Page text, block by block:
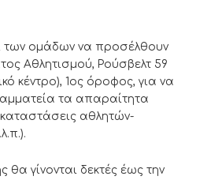
των ομάδων να προσέλθουν
Αθλητισμού, Ρούσβελτ 59
κέντρο), 1ος όροφος, για να
τα απαραίτητα
καταστάσεις αθλητών-
θα γίνονται δεκτές έως την